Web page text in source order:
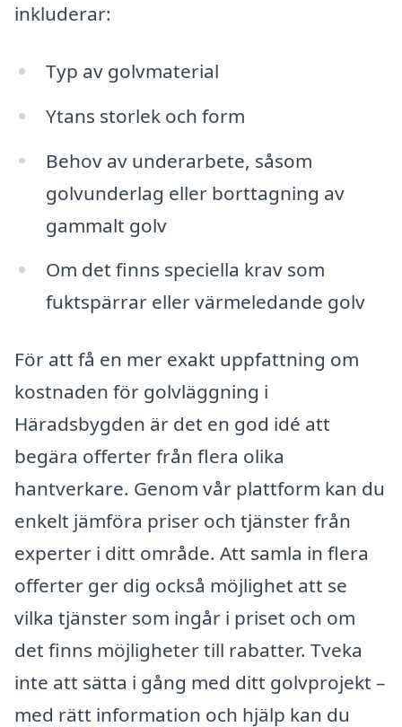
inkluderar:
Typ av golvmaterial
Ytans storlek och form
Behov av underarbete, såsom
golvunderlag eller borttagning av
gammalt golv
Om det finns speciella krav som
fuktspärrar eller värmeledande golv
För att få en mer exakt uppfattning om
kostnaden för golvläggning i
Häradsbygden är det en god idé att
begära offerter från flera olika
hantverkare. Genom vår plattform kan du
enkelt jämföra priser och tjänster från
experter i ditt område. Att samla in flera
offerter ger dig också möjlighet att se
vilka tjänster som ingår i priset och om
det finns möjligheter till rabatter. Tveka
inte att sätta i gång med ditt golvprojekt –
med rätt information och hjälp kan du